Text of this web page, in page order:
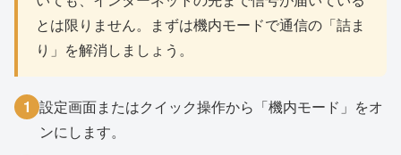
とは限りません。まずは機内モードで通信の「詰ま
り」を解消しましょう。
1 設定画面またはクイック操作から「機内モード」をオ
ンにします。